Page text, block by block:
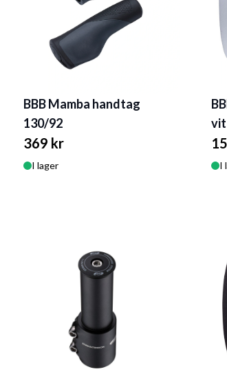
BBB Mamba handtag
130/92
369 kr
I lager
vit
I